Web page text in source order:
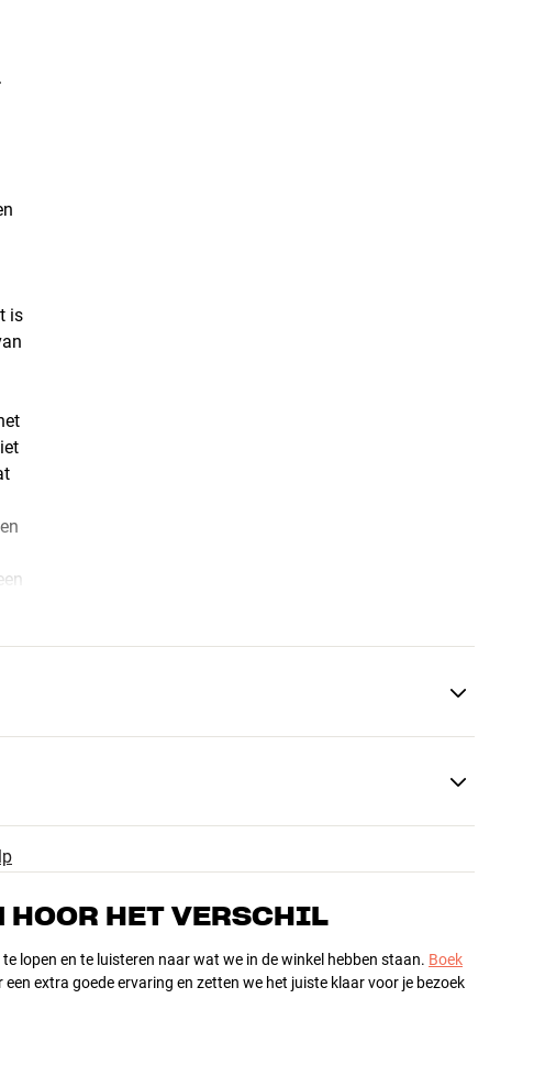
is
HOOR HET VERSCHIL
lopen en te luisteren naar wat we in de winkel hebben staan. Boek
een extra goede ervaring en zetten we het juiste klaar voor je bezoek